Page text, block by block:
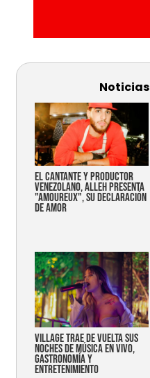
Noticias
EL CANTANTE Y PRODUCTOR
VENEZOLANO, ALLEH PRESENTA
"AMOUREUX", SU DECLARACIÓN
DE AMOR
Village trae de vuelta sus
noches de música en vivo,
gastronomía y
entretenimiento